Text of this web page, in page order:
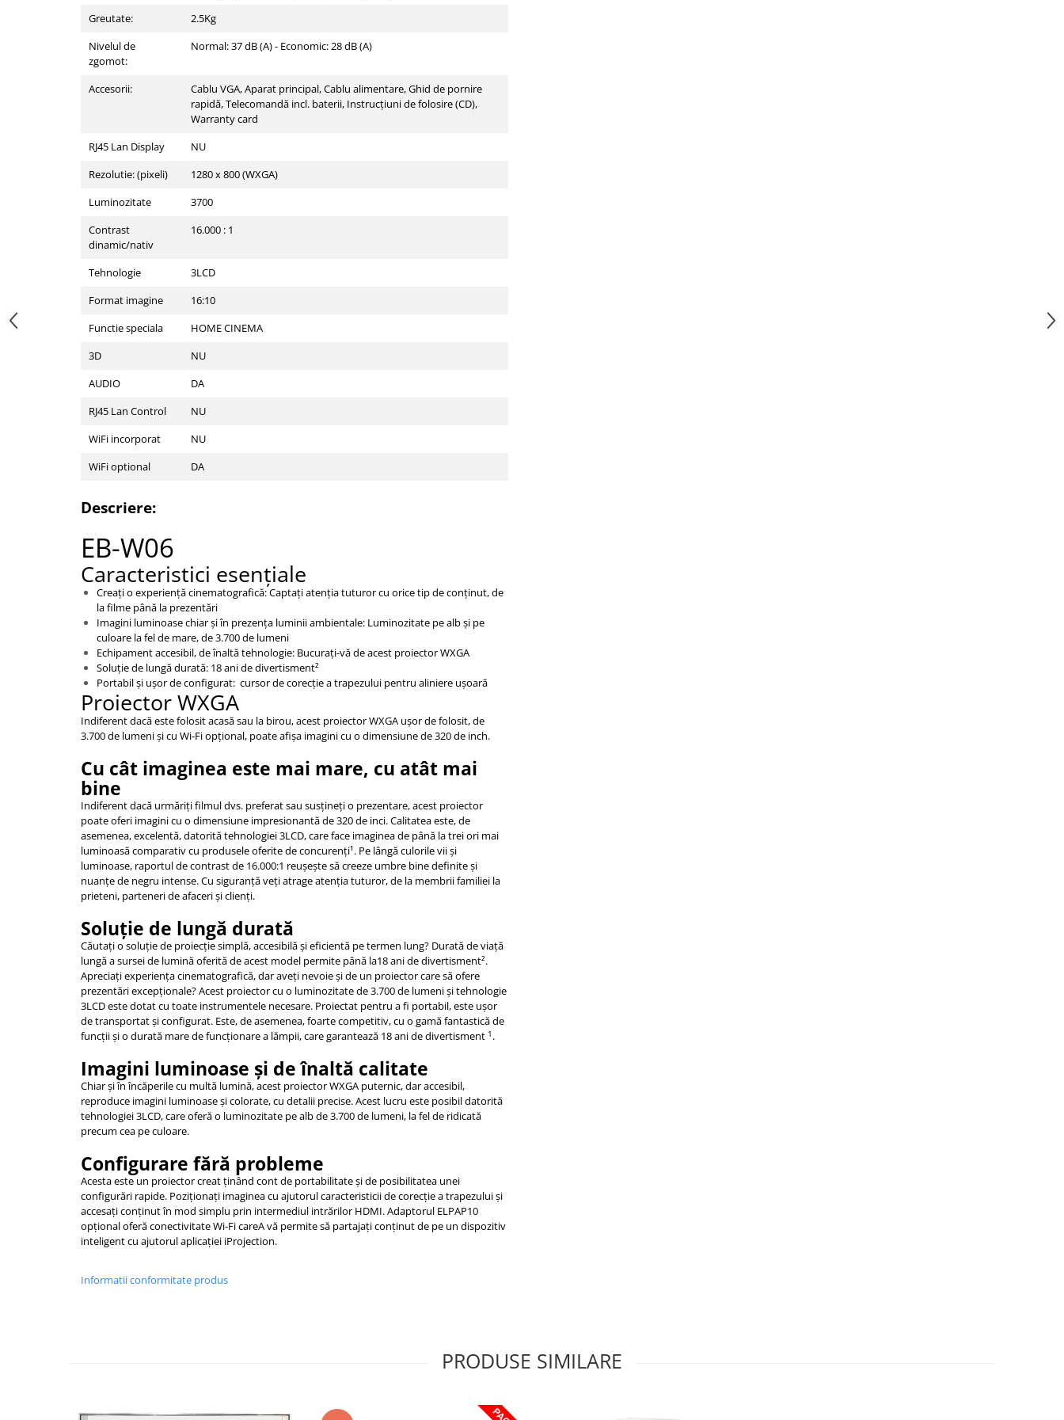
Imprimante si Scanere 3D
Videoconferinta si Colaborare
Boxe si Soundbar
Kit Robotic Educational
Software Educational
Mobilier Invatamant
Mobilier Cresa si Gradinita
Mese gradinita
Scaune Gradinita
Paturi gradinita
Mobilier Depozitare
Dulapuri si Cuiere
Banci Sali Clasa
Scaune Scolare
Set Banca si Scaune Elevi
Mobilier Laboratoare
Mobilier Universitar
Pupitre Seminarii
Scaune si Fotolii
Catedre,Mese,Birouri
Mobilier Laboratoare
Materiale Didactice
Materiale Didactice si Jocuri
Dezvoltarea limbajului
Educatie fizica
Truse de experimente pentru copii
Dezvoltare socio-emotionala
Dezvoltarea cognitiva
Materiale Didactice Clasele
Limba si Comunicare
Matematica si stiinte ale naturii
Arte si Tehnologii
Educatie civica
Harti geografice
Harti pentru copii
Puzzle geografic
Materiale Didactice Gimnaziu si
Limba engleza
Whiteboard-uri
Greutate:
2.5Kg
Nivelul de
zgomot:
Normal: 37 dB (A) - Economic: 28 dB (A)
Accesorii:
Cablu VGA, Aparat principal, Cablu alimentare, Ghid de pornire
rapidă, Telecomandă incl. baterii, Instrucţiuni de folosire (CD),
Warranty card
RJ45 Lan Display
NU
Rezolutie: (pixeli)
1280 x 800 (WXGA)
Luminozitate
3700
Contrast
dinamic/nativ
16.000 : 1
Tehnologie
3LCD
Format imagine
16:10
Functie speciala
HOME CINEMA
3D
NU
AUDIO
DA
RJ45 Lan Control
NU
WiFi incorporat
NU
WiFi optional
DA
Descriere:
EB-W06
Caracteristici esenţiale
Creaţi o experienţă cinematografică: Captaţi atenţia tuturor cu orice tip de conţinut, de
la filme până la prezentări
Imagini luminoase chiar şi în prezenţa luminii ambientale: Luminozitate pe alb şi pe
culoare la fel de mare, de 3.700 de lumeni
Echipament accesibil, de înaltă tehnologie: Bucuraţi-vă de acest proiector WXGA
Soluţie de lungă durată: 18 ani de divertisment²
Portabil şi uşor de configurat: cursor de corecţie a trapezului pentru aliniere uşoară
Proiector WXGA
Indiferent dacă este folosit acasă sau la birou, acest proiector WXGA uşor de folosit, de
3.700 de lumeni şi cu Wi-Fi opţional, poate afişa imagini cu o dimensiune de 320 de inch.
Cu cât imaginea este mai mare, cu atât mai
bine
Indiferent dacă urmăriţi filmul dvs. preferat sau susţineţi o prezentare, acest proiector
poate oferi imagini cu o dimensiune impresionantă de 320 de inci. Calitatea este, de
asemenea, excelentă, datorită tehnologiei 3LCD, care face imaginea de până la trei ori mai
luminoasă comparativ cu produsele oferite de concurenţi¹. Pe lângă culorile vii şi
luminoase, raportul de contrast de 16.000:1 reuşeşte să creeze umbre bine definite şi
nuanţe de negru intense. Cu siguranţă veţi atrage atenţia tuturor, de la membrii familiei la
prieteni, parteneri de afaceri şi clienţi.
Soluţie de lungă durată
Căutaţi o soluţie de proiecţie simplă, accesibilă şi eficientă pe termen lung? Durată de viaţă
lungă a sursei de lumină oferită de acest model permite până la18 ani de divertisment².
Apreciaţi experienţa cinematografică, dar aveţi nevoie şi de un proiector care să ofere
prezentări excepţionale? Acest proiector cu o luminozitate de 3.700 de lumeni şi tehnologie
3LCD este dotat cu toate instrumentele necesare. Proiectat pentru a fi portabil, este uşor
de transportat şi configurat. Este, de asemenea, foarte competitiv, cu o gamă fantastică de
funcţii şi o durată mare de funcţionare a lămpii, care garantează 18 ani de divertisment 1 .
Imagini luminoase şi de înaltă calitate
Chiar şi în încăperile cu multă lumină, acest proiector WXGA puternic, dar accesibil,
reproduce imagini luminoase şi colorate, cu detalii precise. Acest lucru este posibil datorită
tehnologiei 3LCD, care oferă o luminozitate pe alb de 3.700 de lumeni, la fel de ridicată
precum cea pe culoare.
Configurare fără probleme
Acesta este un proiector creat ţinând cont de portabilitate şi de posibilitatea unei
configurări rapide. Poziţionaţi imaginea cu ajutorul caracteristicii de corecţie a trapezului şi
accesaţi conţinut în mod simplu prin intermediul intrărilor HDMI. Adaptorul ELPAP10
opţional oferă conectivitate Wi-Fi careA vă permite să partajaţi conţinut de pe un dispozitiv
inteligent cu ajutorul aplicaţiei iProjection.
Informatii conformitate produs
PRODUSE SIMILARE